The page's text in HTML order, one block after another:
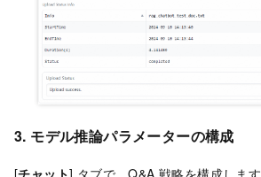
3. モデル推論パラメーターの構成
[チャット] タブで、Q&A 戦略を構成します